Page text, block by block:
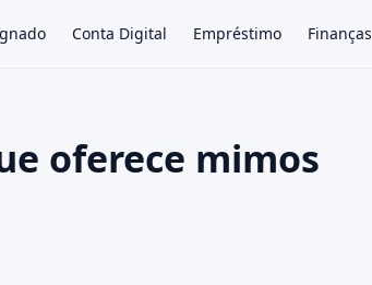
Conta Digital Empréstimo Finanças
×
oferece mimos